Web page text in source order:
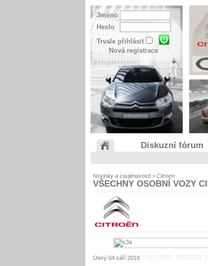
Jméno
Heslo
Trvale přihlásit
Nová registrace
Diskuzní fórum
Novinky a zaujimavosti > Citroen
VŠECHNY OSOBNÍ VOZY
Úterý 04 září 2018